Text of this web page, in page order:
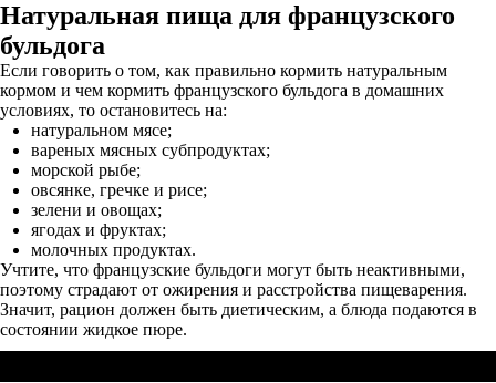
Натуральная пища для французского
бульдога
Если говорить о том, как правильно кормить натуральным
кормом и чем кормить французского бульдога в домашних
условиях, то остановитесь на:
натуральном мясе;
вареных мясных субпродуктах;
морской рыбе;
овсянке, гречке и рисе;
зелени и овощах;
ягодах и фруктах;
молочных продуктах.
Учтите, что французские бульдоги могут быть неактивными,
поэтому страдают от ожирения и расстройства пищеварения.
Значит, рацион должен быть диетическим, а блюда подаются в
состоянии жидкое пюре.